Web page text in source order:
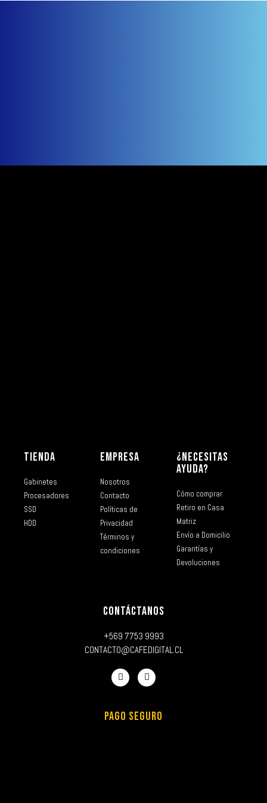
TIENDA
Gabinetes
Procesadores
SSD
HDD
EMPRESA
Nosotros
Contacto
Políticas de
Privacidad
Términos y
condiciones
¿NECESITAS
AYUDA?
Cómo comprar
Retiro en Casa
Matriz
Envío a Domicilio
Garantías y
Devoluciones
CONTÁCTANOS
+569 7753 9993
CONTACTO@CAFEDIGITAL.CL
PAGO SEGURO